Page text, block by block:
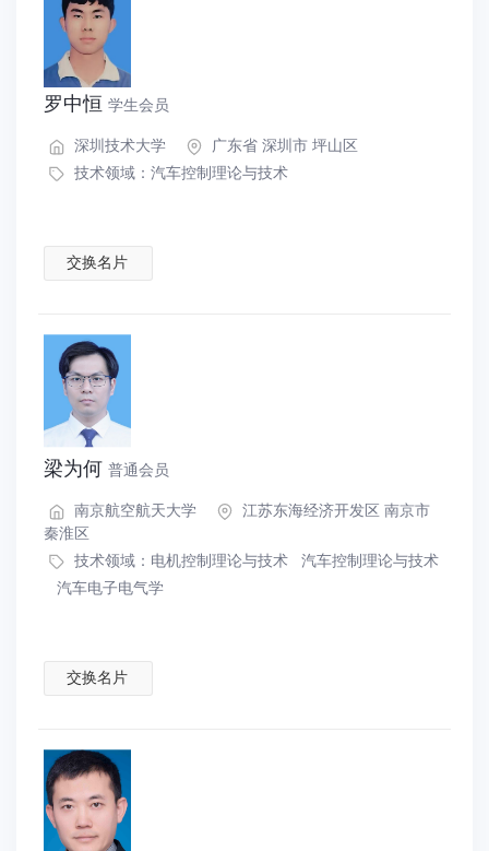
罗中恒 学生会员
深圳技术大学
广东省 深圳市 坪山区
技术领域： 汽车控制理论与技术
交换名片
梁为何 普通会员
南京航空航天大学
江苏东海经济开发区 南京市
秦淮区
技术领域： 电机控制理论与技术 汽车控制理论与技术
汽车电子电气学
交换名片